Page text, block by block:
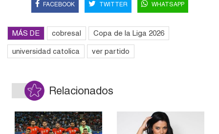
FACEBOOK TWITTER WHATSAPP
MÁS DE cobresal Copa de la Liga 2026
universidad catolica ver partido
Relacionados